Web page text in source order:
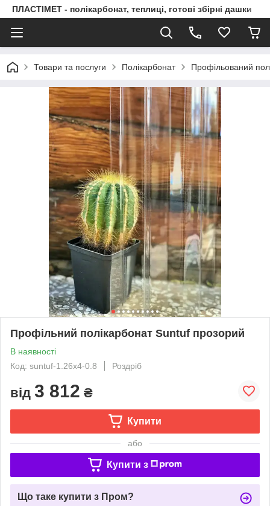
ПЛАСТІМЕТ - полікарбонат, теплиці, готові збірні дашки
Товари та послуги Полікарбонат Профільований
Профільний полікарбонат Suntuf прозорий
В наявності
Код: suntuf-1.26x4-0.8
Роздріб
від 3 812 ₴
Купити
або
Купити з
Що таке купити з Пром?